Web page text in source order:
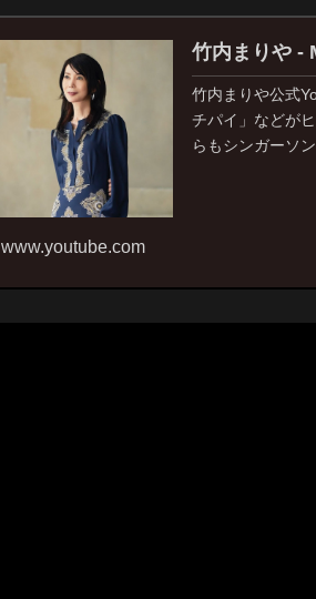
竹内まりや -
竹内まりや公式
チパイ」などが
らもシンガーソ
www.youtube.com